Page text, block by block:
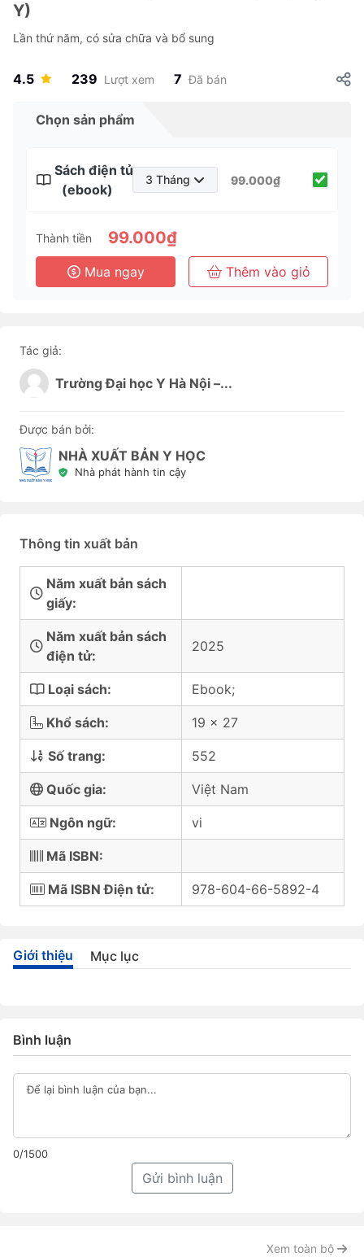
Y)
Lần thứ năm, có sửa chữa và bổ sung
4.5 239 Lượt xem 7 Đã bán
Chọn sản phẩm
Sách điện tử
(ebook)
3 Tháng
6 Tháng
1 Năm
3 Năm
99.000₫
Thành tiền 99.000₫
Mua ngay Thêm vào giỏ
Tác giả:
Trường Đại học Y Hà Nội –...
Được bán bởi:
NHÀ XUẤT BẢN Y HỌC
Nhà phát hành tin cậy
Thông tin xuất bản
Năm xuất bản sách
giấy:
Năm xuất bản sách
điện tử:
2025
Loại sách: Ebook;
Khổ sách: 19 x 27
Số trang: 552
Quốc gia: Việt Nam
Ngôn ngữ: vi
Mã ISBN:
Mã ISBN Điện tử: 978-604-66-5892-4
Giới thiệu Mục lục
Bình luận
0/1500
Gửi bình luận
Xem toàn bộ